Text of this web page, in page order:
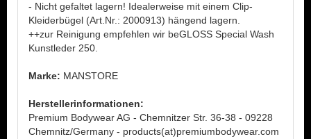
- Nicht gefaltet lagern! Idealerweise mit einem Clip-
Kleiderbügel (Art.Nr.: 2000913) hängend lagern.
++zur Reinigung empfehlen wir beGLOSS Special Wash
Kunstleder 250.
Marke: MANSTORE
Herstellerinformationen:
Premium Bodywear AG - Chemnitzer Str. 36-38 - 09228
Chemnitz/Germany - products(at)premiumbodywear.com